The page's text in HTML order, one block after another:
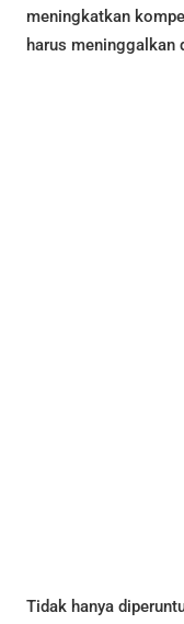
meningkatkan
harus meninggalkan
Tidak hanya